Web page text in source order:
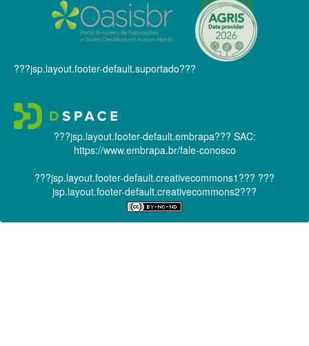
???jsp.layout.footer-default.suportado???
???jsp.layout.footer-default.embrapa??? SAC:
https://www.embrapa.br/fale-conosco
???jsp.layout.footer-default.creativecommons1??? ???
jsp.layout.footer-default.creativecommons2???